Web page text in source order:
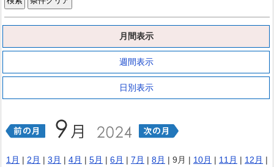
月間表示
週間表示
日別表示
1月 | 2月 | 3月 | 4月 | 5月 | 6月 | 7月 | 8月 | 9月 | 10月 | 11月 | 12月 |